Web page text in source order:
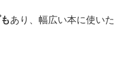
あり、幅広い本に使いた